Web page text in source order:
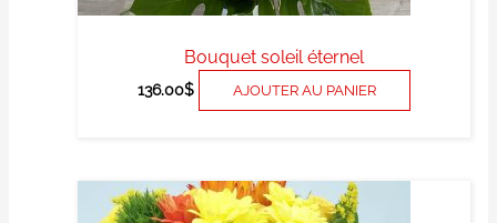
Bouquet soleil éternel
136.00$ AJOUTER AU PANIER